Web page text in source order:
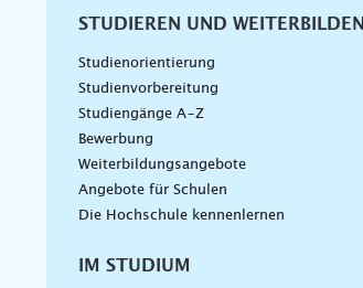
Unternavigation
STUDIEREN UND WEITERBILDEN
Studienorientierung
Studienvorbereitung
Studiengänge A–Z
Bewerbung
Weiterbildungsangebote
Angebote für Schulen
Die Hochschule kennenlernen
IM STUDIUM